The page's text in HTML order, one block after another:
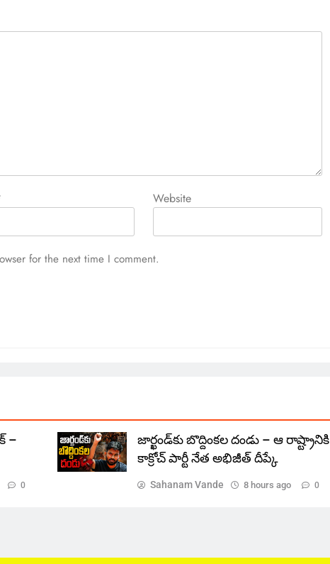
Website
for the next time I comment.
–
0
జార్ఖండ్‌కు బొద్దింకల దండు – ఆ రాష్ట్రానికి
కాక్రోచ్ పార్టీ నేత అభిజీత్ దీప్కే
Sahanam Vande 8 hours ago 0